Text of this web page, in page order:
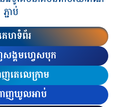
ភ្ជាប់
េហទំព័រ
ង្គមហ្វេសបុក
តេលេក្រាម
ាញឃូលអាប់